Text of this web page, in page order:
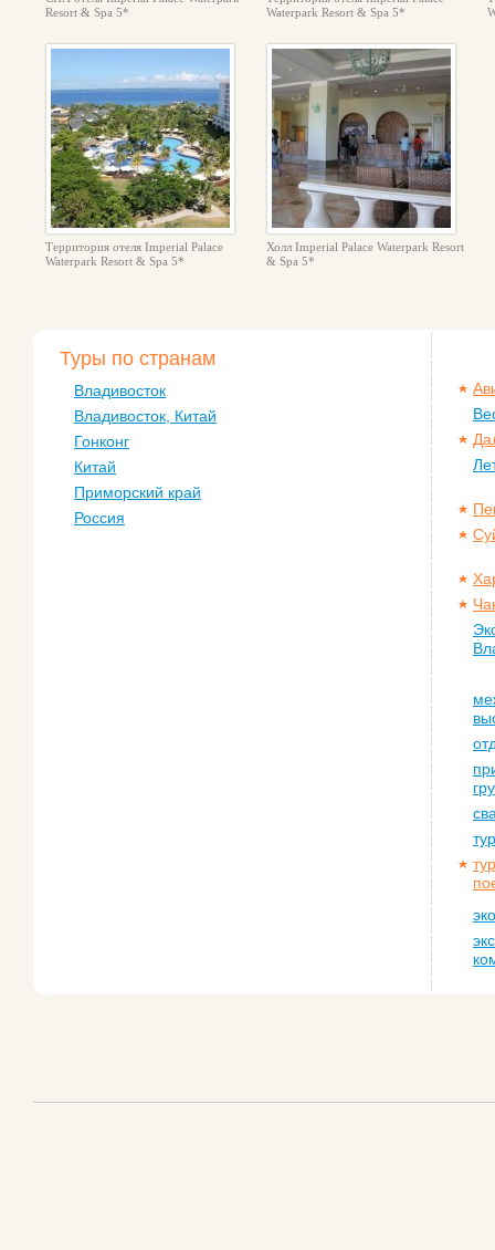
Resort & Spa 5*
Waterpark Resort & Spa 5*
Территория отеля Imperial Palace
Waterpark Resort & Spa 5*
Холл Imperial Palace Waterpark Resort
& Spa 5*
Туры по странам
Владивосток
Владивосток, Китай
Гонконг
Китай
Приморский край
Россия